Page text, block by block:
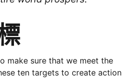
make sure that we meet the
ten targets to create action